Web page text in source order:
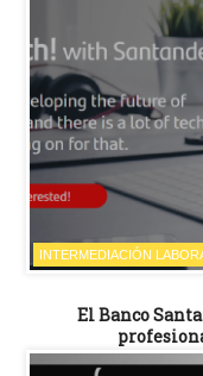
INTERMEDIACIÓN
El Banco